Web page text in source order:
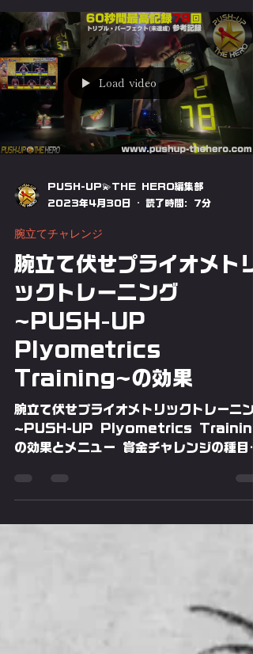
録達成で賞金30万円企画スタート！
秒間腕立て伏せの特徴~ 100秒間腕立て
せは、その競技時間から陸上競技で例える
「800m走」、60秒間腕立
Load video
PUSH-UP💫THE HERO編集部
2023年4月30日
読了時間: 7分
腕立てチャレンジ
腕立て伏せプライオメトリ
ックトレーニング
~PUSH-UP
Plyometrics
Training~の効果
腕立て伏せプライオメトリックトレーニン
~PUSH-UP Plyometrics